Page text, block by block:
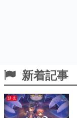
新着記事